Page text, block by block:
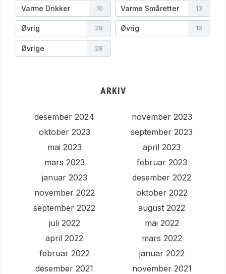
Varme Drikker 10 Varme Småretter 13
Øvrig 29 Øvrig 16
Øvrige 28
ARKIV
desember 2024
november 2023
oktober 2023
september 2023
mai 2023
april 2023
mars 2023
februar 2023
januar 2023
desember 2022
november 2022
oktober 2022
september 2022
august 2022
juli 2022
mai 2022
april 2022
mars 2022
februar 2022
januar 2022
desember 2021
november 2021